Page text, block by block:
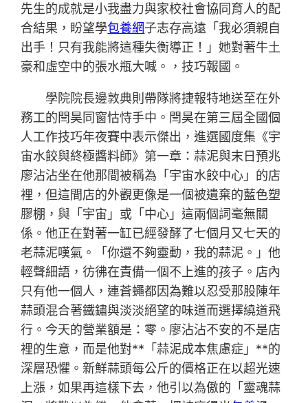
先生的成就是小我盡力與家校社會協同育人的配
合結果，盼望學包養網子志存高遠「我必須親自
出手！只有我能將這種失衡導正！」她對著牛土
豪和虛空中的張水瓶大喊。，技巧報國。
學院院長邊敦典則帶隊將捷報特地送至在外
務工的閆昊同窗怙恃手中。閆昊在第三屆全國個
人工作技巧年夜賽中表示傑出，進選國度集《宇
宙水餃與終極醬料師》第一章：蒜泥與末日預兆
廖沾沾坐在他那間被稱為「宇宙水餃中心」的店
裡，但這間店的外觀更像是一個被遺棄的藍色塑
膠棚，與「宇宙」或「中心」這兩個詞毫無關
係。他正在對著一缸已經發酵了七個月又七天的
老蒜泥嘆氣。「你還不夠靈動，我的蒜泥。」他
輕聲細語，彷彿在責備一個不上進的孩子。店內
只有他一個人，連蒼蠅都因為難以忍受那股陳年
蒜頭混合著鐵鏽與淡淡絕望的味道而選擇繞道飛
行。今天的營業額是：零。廖沾沾不安的不是店
裡的生意，而是他對**「蒜泥成本焦慮症」**的
深層恐懼。新鮮蒜頭每公斤的價格正在以超光速
上漲，如果再這樣下去，他引以為傲的「靈魂蒜